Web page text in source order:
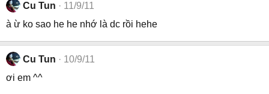
Cu Tun
11/9/11
à ừ ko sao he he nhớ là dc rồi hehe
Cu Tun
10/9/11
ơi em ^^